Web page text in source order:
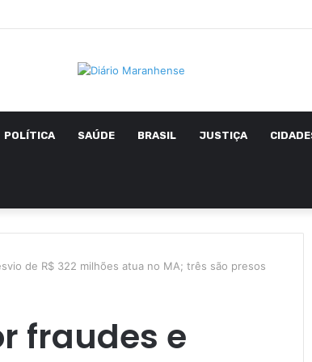
POLÍTICA SAÚDE BRASIL JUSTIÇA
de R$ 322 milhões atua no MA; três são presos
fraudes e